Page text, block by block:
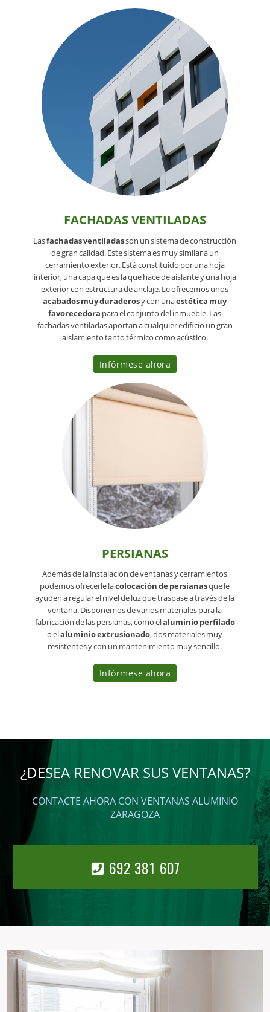
FACHADAS VENTILADAS
Lasfachadas ventiladasson un sistema de construcción
de gran calidad. Este sistema es muy similar a un
cerramiento exterior. Está constituido por una hoja
interior, una capa que es la que hace de aislante y una hoja
exterior con estructura de anclaje. Le ofrecemos unos
acabados muy duraderosy con unaestética muy
favorecedora para el conjunto del inmueble. Las
fachadas ventiladas aportan a cualquier edificio un gran
aislamiento tanto térmico como acústico.
Infórmese ahora
PERSIANAS
Además de la instalación de ventanas y cerramientos
podemos ofrecerle lacolocación de persianasque le
ayuden a regular el nivel de luz que traspase a través de la
ventana. Disponemos de varios materiales para la
fabricación de las persianas, como elaluminio perfilado
o elaluminio extrusionado, dos materiales muy
resistentes y con un mantenimiento muy sencillo.
Infórmese ahora
¿DESEA RENOVAR SUS VENTANAS?
CONTACTE AHORA CON VENTANAS ALUMINIO
ZARAGOZA
692 381 607